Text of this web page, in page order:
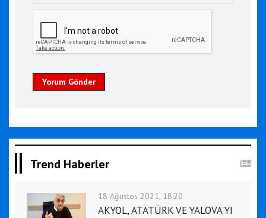
Yorum Gönder
Trend Haberler
18 Ağustos 2021, 18:20
AKYOL, ATATÜRK VE YALOVA'YI